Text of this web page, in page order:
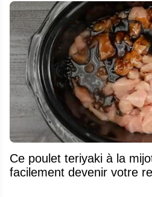
Ce poulet teriyaki à la
facilement devenir votre